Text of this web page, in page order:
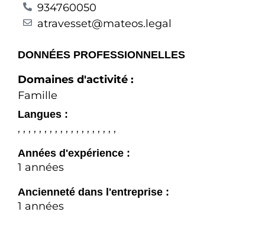
934760050
atravesset@mateos.legal
DONNÉES PROFESSIONNELLES
Domaines d'activité :
Famille
Langues :
, , , , , , , , , , , , , , , , , , ,
Années d'expérience :
1 années
Ancienneté dans l'entreprise :
1 années